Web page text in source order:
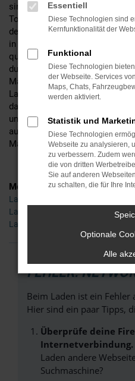
sind die Fahrzeuge präsent und
Topseller. Der Grund für die
der erstklassigen
in ihren jeweiligen Segmenten
qualitativen Gesichtspunkten
durch Langlebigkeit und
Marktredwitz oder
Land Rover Neuwagen fast
dass auch der emotionale
unsere Land Rover Neuwagen
aus der Masse hervorstechen.
Marktredwitz um echte
Modelle
Land Rover Range Rover Evoque
Land Rover Range Rover Sport
Land Rover Range Rover Velar
FEHLER:
Beim Laden ist ein Fehler
Hier sind ein paar Tipps,
Überprüfe deine
Internetverbindung.
Laden andere
Suchmaschine?
Essentiell
Diese Technologien sind
Kernfunktionalität der
Funktional
Diese Technologien
der Webseite. Services
Maps, Chats,
werden aktiviert.
Statistik und
Diese Technologien
Webseite zu analysieren,
zu verbessern. Zudem
die von dritten
Sie auf anderen
zu schalten, die für Ihre
Optionale
Alle